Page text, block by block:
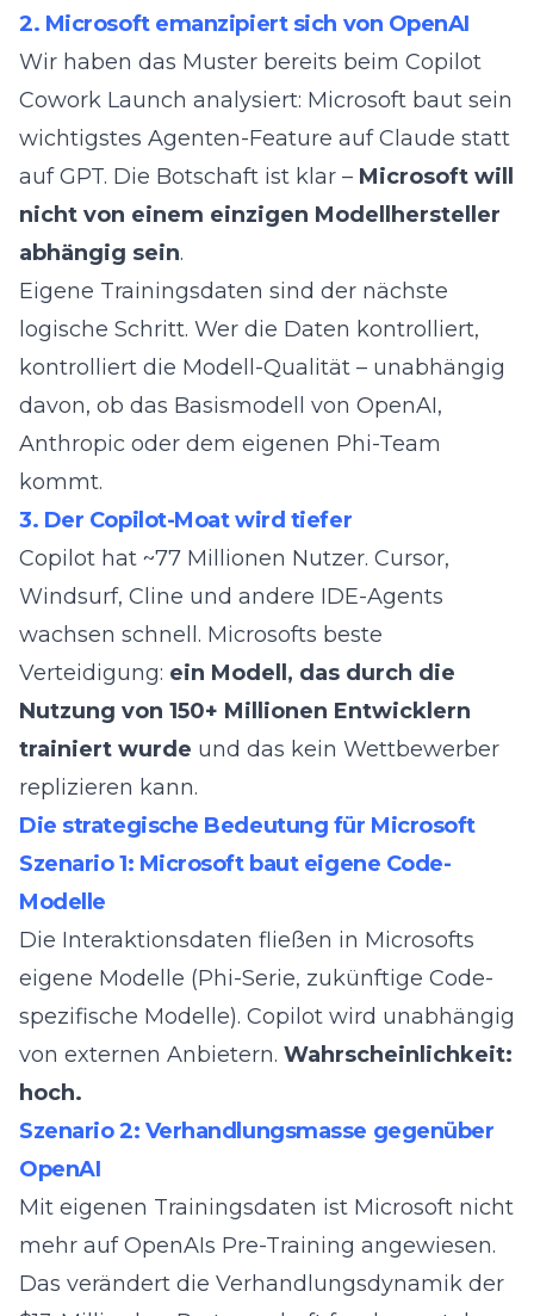
2. Microsoft emanzipiert sich von OpenAI
Wir haben das Muster bereits beim Copilot
Cowork Launch analysiert: Microsoft baut sein
wichtigstes Agenten-Feature auf Claude statt
auf GPT. Die Botschaft ist klar – Microsoft will
nicht von einem einzigen Modellhersteller
abhängig sein.
Eigene Trainingsdaten sind der nächste
logische Schritt. Wer die Daten kontrolliert,
kontrolliert die Modell-Qualität – unabhängig
davon, ob das Basismodell von OpenAI,
Anthropic oder dem eigenen Phi-Team
kommt.
3. Der Copilot-Moat wird tiefer
Copilot hat ~77 Millionen Nutzer. Cursor,
Windsurf, Cline und andere IDE-Agents
wachsen schnell. Microsofts beste
Verteidigung: ein Modell, das durch die
Nutzung von 150+ Millionen Entwicklern
trainiert wurde und das kein Wettbewerber
replizieren kann.
Die strategische Bedeutung für Microsoft
Szenario 1: Microsoft baut eigene Code-
Modelle
Die Interaktionsdaten fließen in Microsofts
eigene Modelle (Phi-Serie, zukünftige Code-
spezifische Modelle). Copilot wird unabhängig
von externen Anbietern. Wahrscheinlichkeit:
hoch.
Szenario 2: Verhandlungsmasse gegenüber
OpenAI
Mit eigenen Trainingsdaten ist Microsoft nicht
mehr auf OpenAIs Pre-Training angewiesen.
Das verändert die Verhandlungsdynamik der